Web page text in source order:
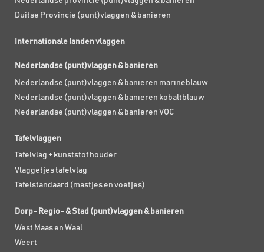
Duitse Provincie (punt)vlaggen & banieren
Internationale landen vlaggen
Nederlandse (punt)vlaggen & banieren
Nederlandse (punt)vlaggen & banieren marineblauw
Nederlandse (punt)vlaggen & banieren kobaltblauw
Nederlandse (punt)vlaggen & banieren VOC
Tafelvlaggen
Tafelvlag + kunststof houder
Vlaggetjes tafelvlag
Tafelstandaard (mastjes en voetjes)
Dorp- Regio- & Stad (punt)vlaggen & banieren
West Maas en Waal
Weert